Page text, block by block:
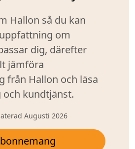
Hallon så du kan
om
dig, därefter
jämföra
från Hallon och läsa
kundtjänst.
Augusti 2026